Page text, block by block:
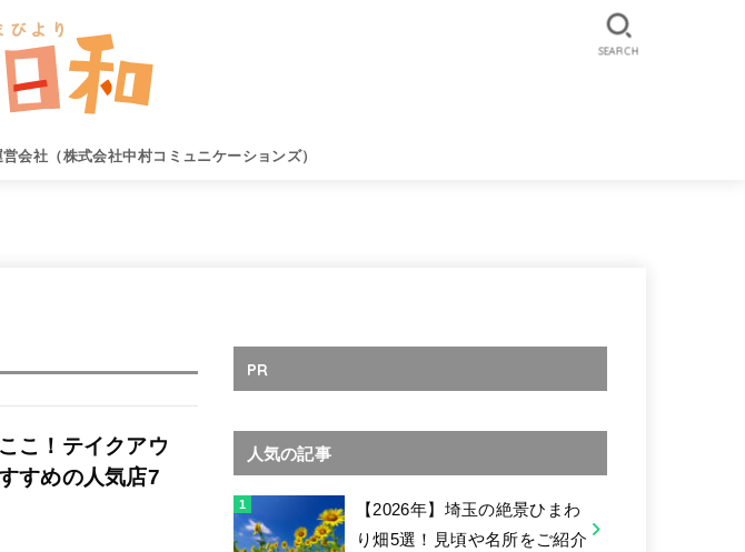
営会社（株式会社中村コミュニケーションズ）
SEARCH
こ！テイクアウ
すめの人気店7
PR
人気の記事
【2026年】埼玉の絶景ひまわ
り畑5選！見頃や名所をご紹介